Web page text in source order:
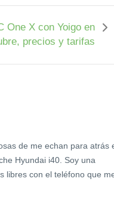
One X con Yoigo en
precios y tarifas
de me echan para atrás
Hyundai i40. Soy una
libres con el teléfono que